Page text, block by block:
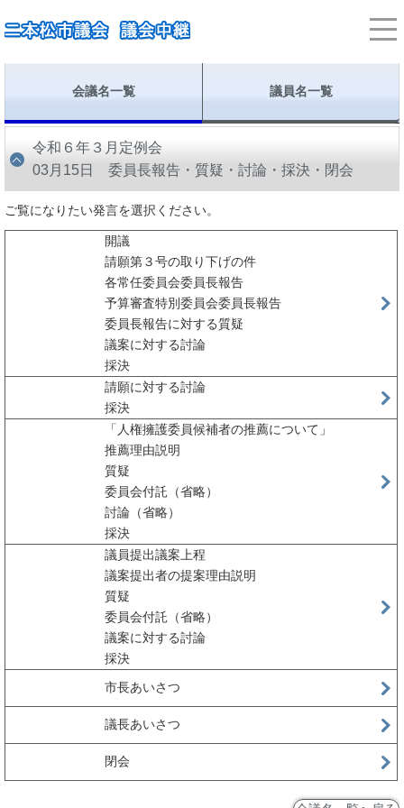
会議名一覧 議員名一覧
令和６年３月定例会
03月15日 委員長報告・質疑・討論・採決・閉会
ご覧になりたい発言を選択ください。
開議
請願第３号の取り下げの件
各常任委員会委員長報告
予算審査特別委員会委員長報告
委員長報告に対する質疑
議案に対する討論
採決
請願に対する討論
採決
「人権擁護委員候補者の推薦について」
推薦理由説明
質疑
委員会付託（省略）
討論（省略）
採決
議員提出議案上程
議案提出者の提案理由説明
質疑
委員会付託（省略）
議案に対する討論
採決
市長あいさつ
議長あいさつ
閉会